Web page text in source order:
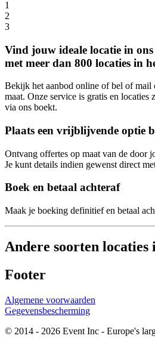
1
2
3
Vind jouw ideale locatie in
met meer dan 800 locaties in
Bekijk het aanbod online of bel of mail
maat. Onze service is gratis en locaties
via ons boekt.
Plaats een vrijblijvende optie
Ontvang offertes op maat van de door
Je kunt details indien gewenst direct
Boek en betaal achteraf
Maak je boeking definitief en betaal
Andere soorten
Footer
Algemene voorwaarden
Gegevensbescherming
© 2014 - 2026 Event Inc - Europe's